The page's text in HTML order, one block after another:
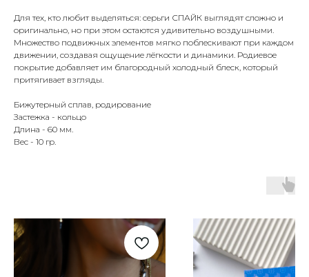
Для тех, кто любит выделяться: серьги СПАЙК выглядят сложно и
оригинально, но при этом остаются удивительно воздушными.
Множество подвижных элементов мягко поблескивают при каждом
движении, создавая ощущение лёгкости и динамики. Родиевое
покрытие добавляет им благородный холодный блеск, который
притягивает взгляды.
Бижутерный сплав, родирование
Застежка - кольцо
Длина - 60 мм.
Вес - 10 гр.